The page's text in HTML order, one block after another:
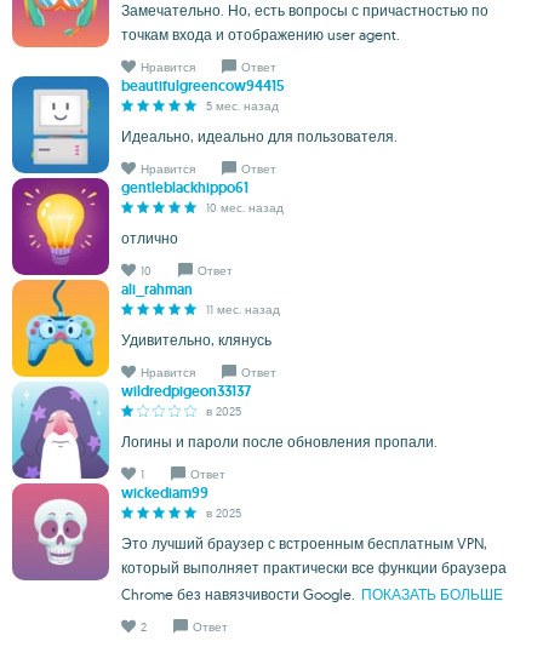
Замечательно. Но, есть вопросы с причастностью по
точкам входа и отображению user agent.
Нравится Ответ
beautifulgreencow94415
5 мес. назад
Идеально, идеально для пользователя.
Нравится Ответ
gentleblackhippo61
10 мес. назад
отлично
10 Ответ
ali_rahman
11 мес. назад
Удивительно, клянусь
Нравится Ответ
wildredpigeon33137
в 2025
Логины и пароли после обновления пропали.
1 Ответ
wickediam99
в 2025
Это лучший браузер с встроенным бесплатным VPN,
который выполняет практически все функции браузера
Chrome без навязчивости Google. ПОКАЗАТЬ БОЛЬШЕ
2 Ответ